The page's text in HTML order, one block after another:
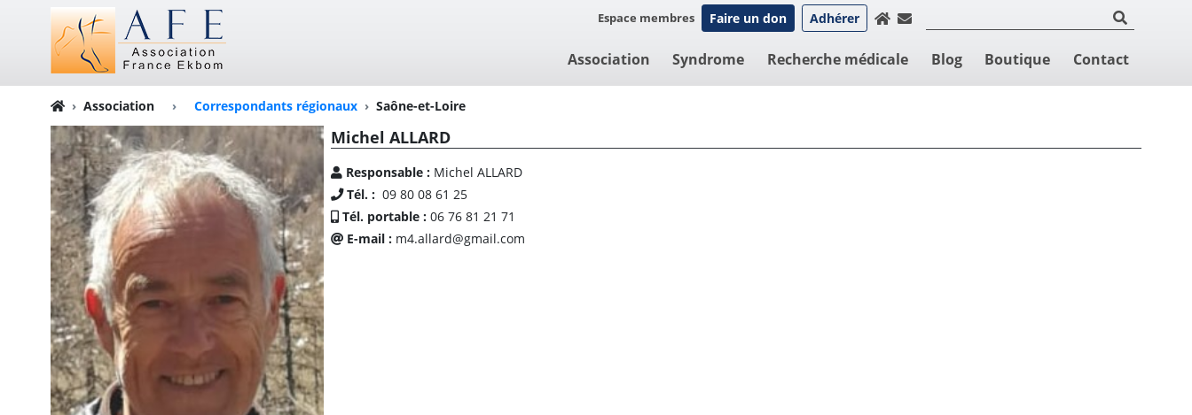
Espace membres Faire un don Adhérer
Association Syndrome Recherche médicale Blog Boutique Contact
Association › Correspondants régionaux Saône-et-Loire
Michel ALLARD
Responsable : Michel ALLARD
Tél. : 09 80 08 61 25
Tél. portable : 06 76 81 21 71
E-mail : m4.allard@gmail.com